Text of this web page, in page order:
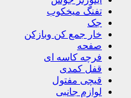
تفنگ میخکوب
جک
خار جمع کن وبازکن
صفحه
فرچه کاسه ای
قفل کمدی
قیچی مفتول
لوازم جانبی